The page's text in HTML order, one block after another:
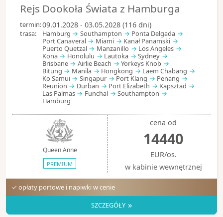
Rejs Dookoła Świata z Hamburga
termin:09.01.2028 - 03.05.2028 (116 dni)
trasa: Hamburg Southampton
Ponta Delgada
Port Canaveral
Miami
Kanał Panamski
Puerto Quetzal
Manzanillo
Los Angeles
Kona
Honolulu Lautoka
Sydney
Brisbane
Airlie Beach
Yorkeys Knob
Bitung
Manila Hongkong
Laem Chabang
Ko Samui
Singapur Port Klang
Penang
Reunion
Durban Port Elizabeth
Kapsztad
Las Palmas
Funchal
Southampton
Hamburg
Queen Anne
PREMIUM
cena od
14440
EUR/os.
w kabinie wewnętrznej
✓ opłaty portowe i napiwki w cenie
SZCZEGÓŁY »